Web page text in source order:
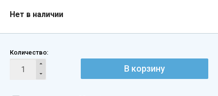
Нет в наличии
Количество:
В корзину